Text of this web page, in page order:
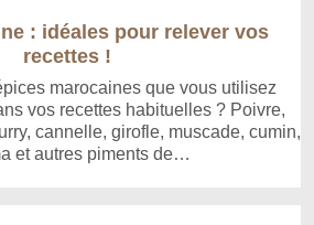
: idéales pour relever vos
recettes !
marocaines que vous utilisez
vos recettes habituelles ? Poivre,
cannelle, girofle, muscade, cumin,
et autres piments de…